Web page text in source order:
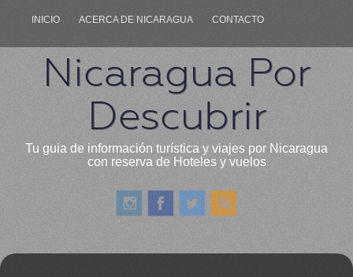
INICIO ACERCA DE NICARAGUA CONTACTO
Nicaragua Por
Descubrir
Tu guia de información turística y viajes por Nicaragua
con reserva de Hoteles y vuelos